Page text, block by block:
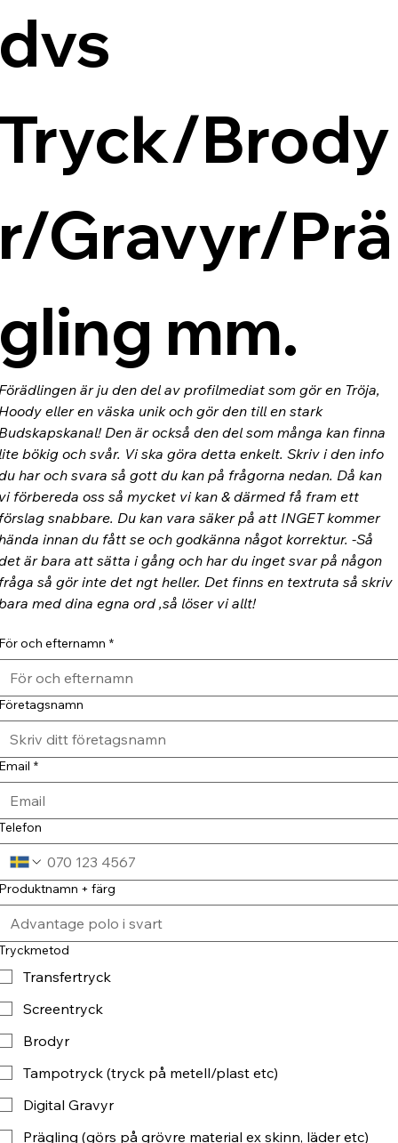
Brody
Gravyr/Prä
mm.
är ju den del av profilmediat som gör en Tröja,
eller en väska unik och gör den till en stark
Den är också den del som många kan finna
bökig och svår. Vi ska göra detta enkelt. Skriv i den info
har och svara så gott du kan på frågorna nedan. Då kan
förbereda oss så mycket vi kan & därmed få fram ett
snabbare. Du kan vara säker på att INGET kommer
innan du fått se och godkänna något korrektur. -Så
är bara att sätta i gång och har du inget svar på någon
så gör inte det ngt heller. Det finns en textruta så skriv
med dina egna ord ,så löser vi allt!
och efternamn *
*
+ färg
Transfertryck
Screentryck
Brodyr
Tampotryck (tryck på metell/plast etc)
Digital Gravyr
Prägling (görs på grövre material ex skinn, läder etc)